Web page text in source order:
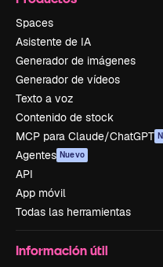
Spaces
Asistente de IA
Generador de imágenes
Generador de vídeos
Texto a voz
Contenido de stock
MCP para Claude/ChatGPT
Agentes Nuevo
API
App móvil
Todas las herramientas
Información útil